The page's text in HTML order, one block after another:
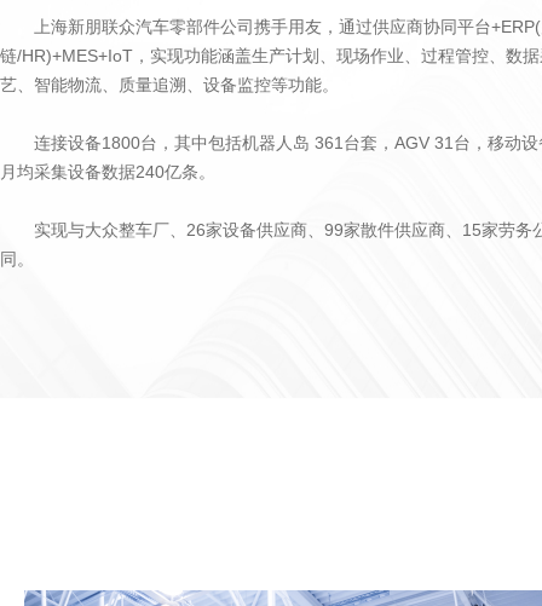
上海新朋联众汽车零部件公司携手用友，通过供应商协同平台
链/HR)+MES+IoT，实现功能涵盖生产计划、现场作业、过程管控、数
艺、智能物流、质量追溯、设备监控等功能。
连接设备1800台，其中包括机器人岛 361台套，AGV 31台，移动
月均采集设备数据240亿条。
实现与大众整车厂、26家设备供应商、99家散件供应商、15家劳务
同。